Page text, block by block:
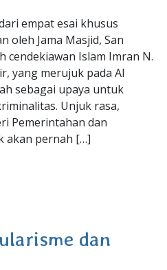
empat esai khusus
oleh Jama Masjid, San
cendekiawan Islam Imran N.
yang merujuk pada Al
sebagai upaya untuk
Unjuk rasa,
Pemerintahan dan
akan pernah […]
dan